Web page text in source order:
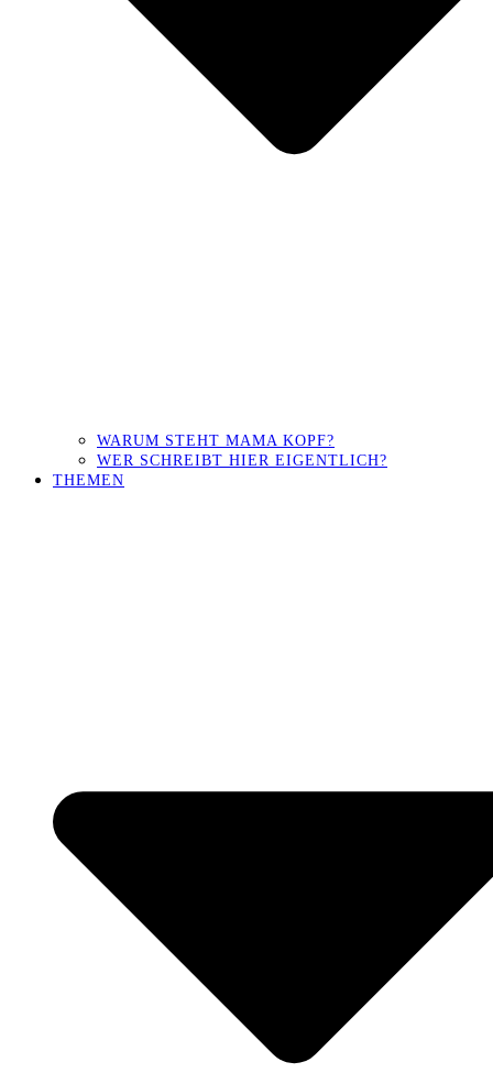
WARUM STEHT MAMA KOPF?
WER SCHREIBT HIER EIGENTLICH?
THEMEN